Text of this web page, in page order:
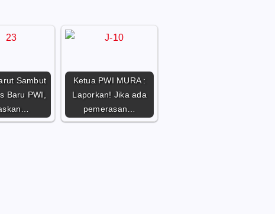
Sambut
Baru PWI,
Ketua PWI MURA :
Laporkan! Jika ada
pemerasan…